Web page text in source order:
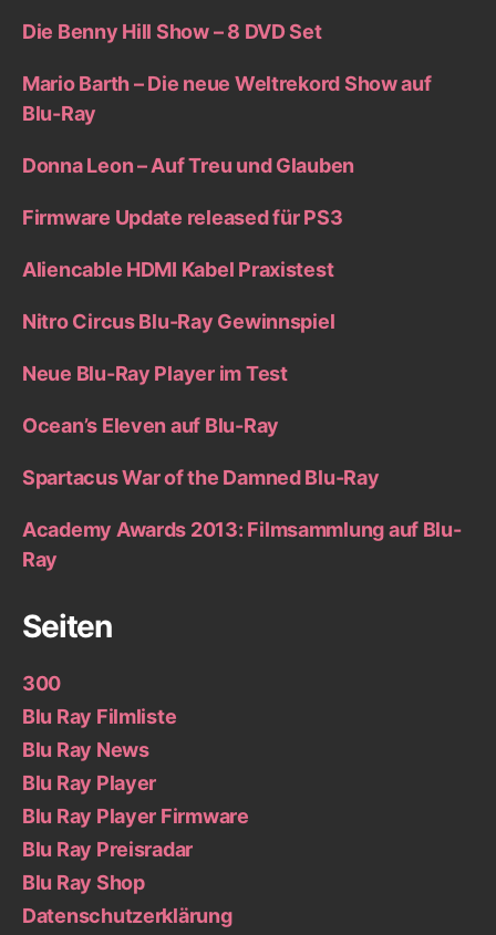
Die Benny Hill Show – 8 DVD Set
Mario Barth – Die neue Weltrekord Show auf
Blu-Ray
Donna Leon – Auf Treu und Glauben
Firmware Update released für PS3
Aliencable HDMI Kabel Praxistest
Nitro Circus Blu-Ray Gewinnspiel
Neue Blu-Ray Player im Test
Ocean’s Eleven auf Blu-Ray
Spartacus War of the Damned Blu-Ray
Academy Awards 2013: Filmsammlung auf Blu-
Ray
Seiten
300
Blu Ray Filmliste
Blu Ray News
Blu Ray Player
Blu Ray Player Firmware
Blu Ray Preisradar
Blu Ray Shop
Datenschutzerklärung